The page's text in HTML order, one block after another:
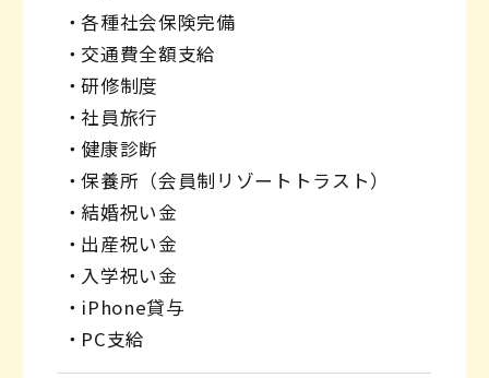
各種社会保険完備
交通費全額支給
研修制度
社員旅行
健康診断
保養所（会員制リゾートトラスト）
結婚祝い金
出産祝い金
入学祝い金
iPhone貸与
PC支給